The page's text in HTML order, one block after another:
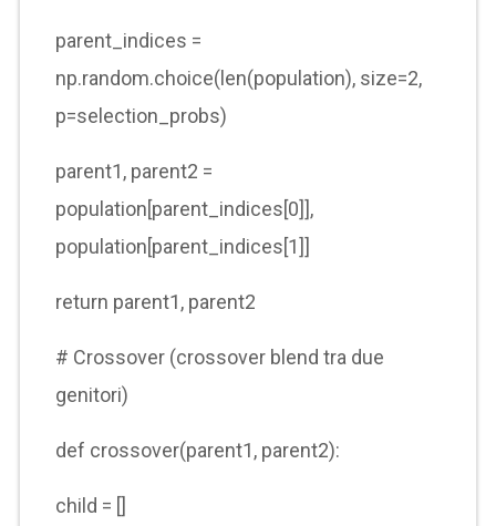
parent_indices =
np.random.choice(len(population), size=2,
p=selection_probs)
parent1, parent2 =
population[parent_indices[0]],
population[parent_indices[1]]
return parent1, parent2
# Crossover (crossover blend tra due
genitori)
def crossover(parent1, parent2):
child = []